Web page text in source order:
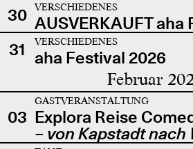
30
VERSCHIEDENES
AUSVERKAUFT aha
31
VERSCHIEDENES
aha Festival 2026
Februar
03
GASTVERANSTALTUNG
Explora Reise
– von Kapstadt nach